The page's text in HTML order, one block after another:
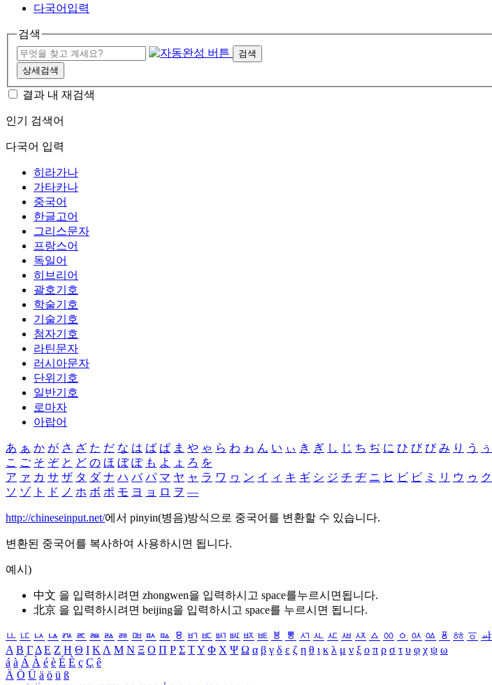
다국어입력
검색
검색
상세검색
결과 내 재검색
인기 검색어
다국어 입력
히라가나
가타카나
중국어
한글고어
그리스문자
프랑스어
독일어
히브리어
괄호기호
학술기호
기술기호
첨자기호
라틴문자
러시아문자
단위기호
일반기호
로마자
아랍어
あ ぁ か が さ ざ た だ な は ば ぱ ま や ゃ ら わ ゎ ん い ぃ き ぎ し じ ち ぢ に ひ び ぴ み り う ぅ
こ ご そ ぞ と ど の ほ ぼ ぽ も よ ょ ろ を
ア ァ カ サ ザ タ ダ ナ ハ バ パ マ ヤ ャ ラ ワ ヮ ン イ ィ キ ギ シ ジ チ ヂ ニ ヒ ビ ピ ミ リ ウ ゥ ク
ソ ゾ ト ド ノ ホ ボ ポ モ ヨ ョ ロ ヲ ―
http://chineseinput.net/에서 pinyin(병음)방식으로 중국어를 변환할 수 있습니다.
변환된 중국어를 복사하여 사용하시면 됩니다.
예시)
中文 을 입력하시려면 zhongwen을 입력하시고 space를누르시면됩니다.
北京 을 입력하시려면 beijing을 입력하시고 space를 누르시면 됩니다.
ㅥ ㅦ ㅧ ㅨ ㅩ ㅪ ㅫ ㅬ ㅭ ㅮ ㅯ ㅰ ㅱ ㅲ ㅳ ㅴ ㅵ ㅶ ㅷ ㅸ ㅹ ㅺ ㅻ ㅼ ㅽ ㅾ ㅿ ㆀ ㆁ ㆂ ㆃ ㆄ ㆅ ㆆ ㆇ
Α Β ΓΔ Ε Ζ Η Θ Ι ΚΛ Μ Ν Ξ Ο Π Ρ Σ ΤΥ Φ Χ Ψ Ω α β γ δ ε ζ η θ ι κ λ μ ν ξ ο π ρ σ τ υ φ χ ψ ω
á à Á À é è É È ç Ç ê
Ä Ö Ü ä ö ü ß